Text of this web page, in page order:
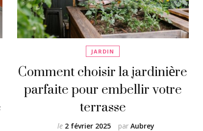
JARDIN
Comment choisir la jardinière
parfaite pour embellir votre
terrasse
par Aubrey
le 2 février 2025